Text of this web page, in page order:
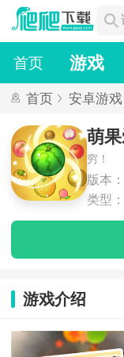
首页 游戏
首页 安卓游戏
萌
穷！
版本：
类型：
游戏介绍